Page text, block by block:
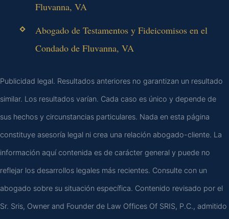
Fluvanna, VA
Abogado de Testamentos y Fideicomisos en el
Condado de Fluvanna, VA
Publicidad legal. Resultados anteriores no garantizan un resultado
similar. Los resultados varían. Cada caso es único y depende de
sus hechos y circunstancias particulares. Nada en esta página
constituye asesoría legal ni crea una relación abogado-cliente. La
información aquí contenida es de carácter general y puede no
reflejar los desarrollos legales más recientes. Consulte con un
abogado sobre su situación específica. Contenido revisado por el
Sr. Sris, Owner and Founder de Law Offices Of SRIS, P.C., admitido